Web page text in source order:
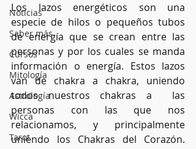
Noticias
Saber más
Cursos
Mitología
Astrología
Wicca
Tarot
Los lazos energéticos son una
especie de hilos o pequeños tubos
de energía que se crean entre las
personas y por los cuales se manda
información o energía. Estos lazos
van de chakra a chakra, uniendo
todos nuestros chakras a  las
personas con las que nos
relacionamos, y principalmente
uniendo los Chakras del Corazón.